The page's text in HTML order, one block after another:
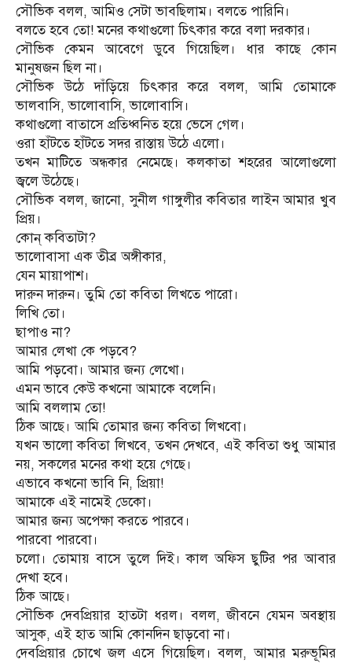
সৌভিক বলল, আমিও সেটা ভাবছিলাম। বলতে পারিনি।
বলতে হবে তো! মনের কথাগুলো চিৎকার করে বলা দরকার।
সৌভিক কেমন আবেগে ডুবে গিয়েছিল। ধার কাছে কোন
মানুষজন ছিল না।
সৌভিক উঠে দাঁড়িয়ে চিৎকার করে বলল, আমি তোমাকে
ভালবাসি, ভালোবাসি, ভালোবাসি।
কথাগুলো বাতাসে প্রতিধ্বনিত হয়ে ভেসে গেল।
ওরা হাঁটতে হাঁটতে সদর রাস্তায় উঠে এলো।
তখন মাটিতে অন্ধকার নেমেছে। কলকাতা শহরের আলোগুলো
জ্বলে উঠেছে।
সৌভিক বলল, জানো, সুনীল গাঙ্গুলীর কবিতার লাইন আমার খুব
প্রিয়।
কোন্ কবিতাটা?
ভালোবাসা এক তীব্র অঙ্গীকার,
যেন মায়াপাশ।
দারুন দারুন। তুমি তো কবিতা লিখতে পারো।
লিখি তো।
ছাপাও না?
আমার লেখা কে পড়বে?
আমি পড়বো। আমার জন্য লেখো।
এমন ভাবে কেউ কখনো আমাকে বলেনি।
আমি বললাম তো!
ঠিক আছে। আমি তোমার জন্য কবিতা লিখবো।
যখন ভালো কবিতা লিখবে, তখন দেখবে, এই কবিতা শুধু আমার
নয়, সকলের মনের কথা হয়ে গেছে।
এভাবে কখনো ভাবি নি, প্রিয়া!
আমাকে এই নামেই ডেকো।
আমার জন্য অপেক্ষা করতে পারবে।
পারবো পারবো।
চলো। তোমায় বাসে তুলে দিই। কাল অফিস ছুটির পর আবার
দেখা হবে।
ঠিক আছে।
সৌভিক দেবপ্রিয়ার হাতটা ধরল। বলল, জীবনে যেমন অবস্থায়
আসুক, এই হাত আমি কোনদিন ছাড়বো না।
দেবপ্রিয়ার চোখে জল এসে গিয়েছিল। বলল, আমার মরুভূমির